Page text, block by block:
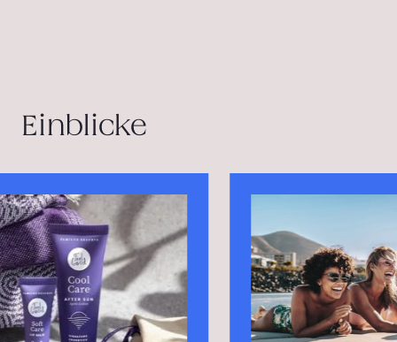
Einblicke